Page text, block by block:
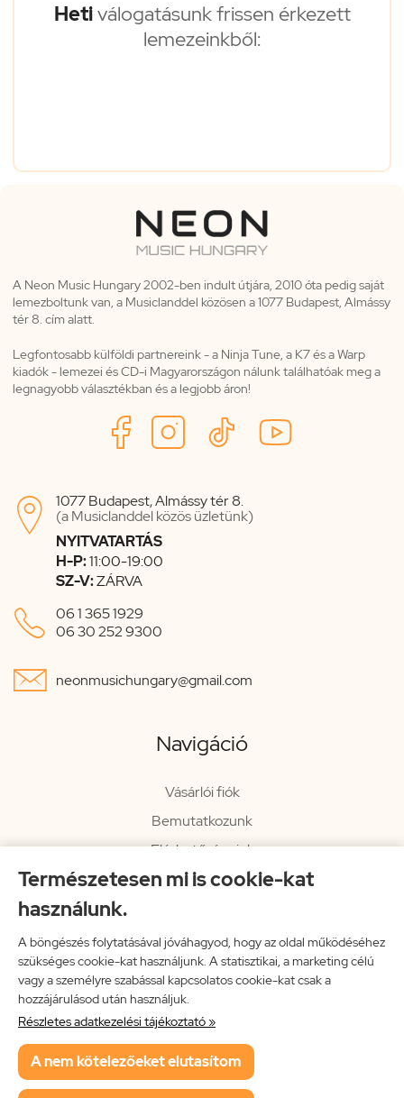
Természetesen mi is cookie-kat
használunk.
A böngészés folytatásával jóváhagyod, hogy az oldal működéséhez
szükséges cookie-kat használjunk. A statisztikai, a marketing célú
vagy a személyre szabással kapcsolatos cookie-kat csak a
hozzájárulásod után használjuk.
Részletes adatkezelési tájékoztató »
A nem kötelezőeket elutasítom
Hetiválogatásunk frissen érkezett
lemezeinkből:
A Neon Music Hungary 2002-ben indult útjára, 2010 óta pedig saját
lemezboltunk van, a Musiclanddel közösen a 1077 Budapest, Almássy
tér 8. cím alatt.
Legfontosabb külföldi partnereink - a Ninja Tune, a K7 és a Warp
kiadók - lemezei és CD-i Magyarországon nálunk találhatóak meg a
legnagyobb választékban és a legjobb áron!

1077 Budapest, Almássy tér 8.
(a Musiclanddel közös üzletünk)
NYITVATARTÁS
H-P:11:00-19:00
SZ-V:ZÁRVA
 06 1 365 1929
06 30 252 9300
 neonmusichungary@gmail.com
Navigáció
Vásárlói fiók
Bemutatkozunk
Elérhetőségeink
Hírlevél
Impresszum
Vissza a főoldalra
Neon Music Hungary Bt.
ÁSZF
Adatkezelési tájékoztató